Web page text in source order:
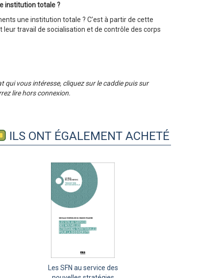
institution totale ?
une institution totale ? C’est à partir de cette
travail de socialisation et de contrôle des corps
vous intéresse, cliquez sur le caddie puis sur
lire hors connexion.
Discipliner ou
Les malades privés de
ILS ONT ÉGALEMENT ACHETÉ
Les SFN au service des